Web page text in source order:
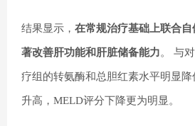
结果显示， 在常规治疗基础上联合
著改善肝功能和肝脏储备能力。 与
疗组的转氨酶和总胆红素水平明显
升高，MELD评分下降更为明显。